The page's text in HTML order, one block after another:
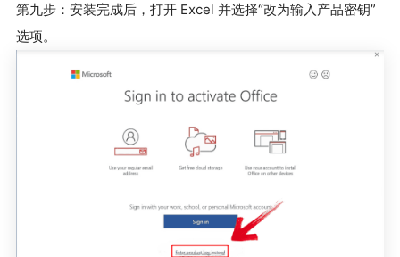
第九步：安装完成后，打开 Excel 并选择“改为输入产品密钥”
选项。